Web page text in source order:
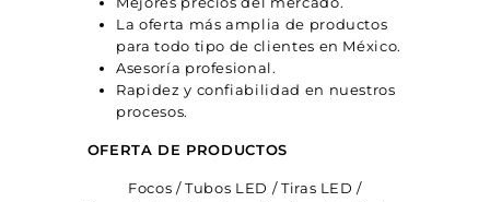
La oferta más amplia de productos
para todo tipo de clientes en México.
Asesoría profesional.
Rapidez y confiabilidad en nuestros
procesos.
OFERTA DE PRODUCTOS
Focos / Tubos LED / Tiras LED /